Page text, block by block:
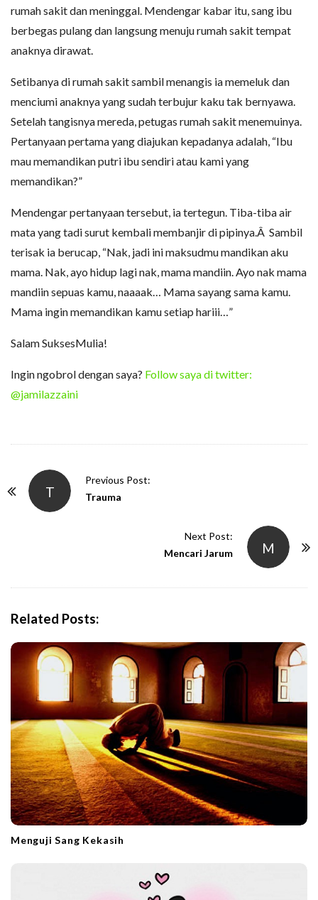
rumah sakit dan meninggal. Mendengar kabar itu, sang ibu
berbegas pulang dan langsung menuju rumah sakit tempat
anaknya dirawat.
Setibanya di rumah sakit sambil menangis ia memeluk dan
menciumi anaknya yang sudah terbujur kaku tak bernyawa.
Setelah tangisnya mereda, petugas rumah sakit menemuinya.
Pertanyaan pertama yang diajukan kepadanya adalah, “Ibu
mau memandikan putri ibu sendiri atau kami yang
memandikan?”
Mendengar pertanyaan tersebut, ia tertegun. Tiba-tiba air
mata yang tadi surut kembali membanjir di pipinya.Â Sambil
terisak ia berucap, “Nak, jadi ini maksudmu mandikan aku
mama. Nak, ayo hidup lagi nak, mama mandiin. Ayo nak mama
mandiin sepuas kamu, naaaak… Mama sayang sama kamu.
Mama ingin memandikan kamu setiap hariii…”
Salam SuksesMulia!
Ingin ngobrol dengan saya? Follow saya di twitter:
@jamilazzaini
T
Previous Post:
Trauma
M
Next Post:
Mencari Jarum
Related Posts:
Menguji Sang Kekasih